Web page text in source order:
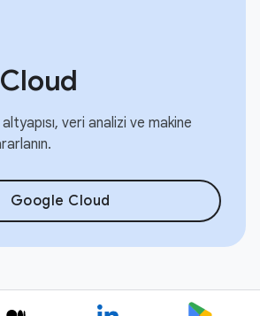
veri analizi ve makine
Google Cloud